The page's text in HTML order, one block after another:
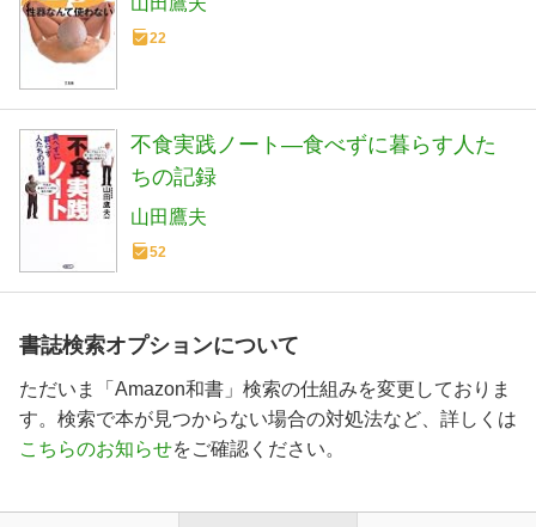
22
不食実践ノート―食べずに暮らす人た
ちの記録
山田鷹夫
52
書誌検索オプションについて
ただいま「Amazon和書」検索の仕組みを変更しておりま
す。検索で本が見つからない場合の対処法など、詳しくは
こちらのお知らせをご確認ください。